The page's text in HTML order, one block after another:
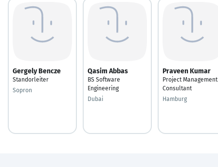
Gergely Bencze
Standorleiter
Sopron
Qasim Abbas
BS Software
Engineering
Dubai
Praveen Kumar
Project Management
Consultant
Hamburg